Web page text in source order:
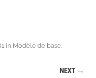
in Modèle de base
NEXT →